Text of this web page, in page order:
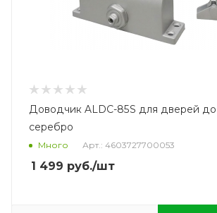
Доводчик ALDC-85S для дверей до
серебро
Много Арт.: 4603727700053
1 499 руб./шт